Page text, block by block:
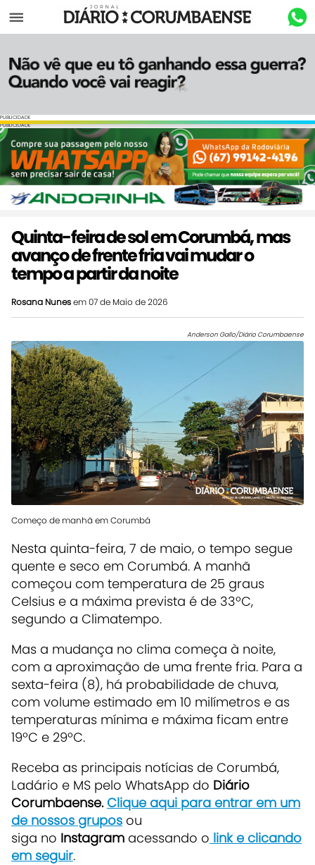
Menu
PUBLICIDADE
PUBLICIDADE
Quinta-feira de sol em Corumbá, mas
avanço de frente fria vai mudar o
tempo a partir da noite
Rosana Nunesem 07 de Maio de 2026
Anderson Gallo/Diário Corumbaense
Começo de manhã em Corumbá
Nesta quinta-feira, 7 de maio, o tempo segue
quente e seco em Corumbá. A manhã
começou com temperatura de 25 graus
Celsius e a máxima prevista é de 33ºC,
segundo a Climatempo.
Mas a mudança no clima começa à noite,
com a aproximação de uma frente fria. Para a
sexta-feira (8), há probabilidade de chuva,
com volume estimado em 10 milímetros e as
temperaturas mínima e máxima ficam entre
19ºC e 29ºC.
Receba as principais notícias de Corumbá,
Ladário e MS pelo WhatsApp do Diário
Corumbaense.Clique aqui para entrar em um
de nossos grupos ou
siga no Instagram acessando o link e clicando
em seguir.